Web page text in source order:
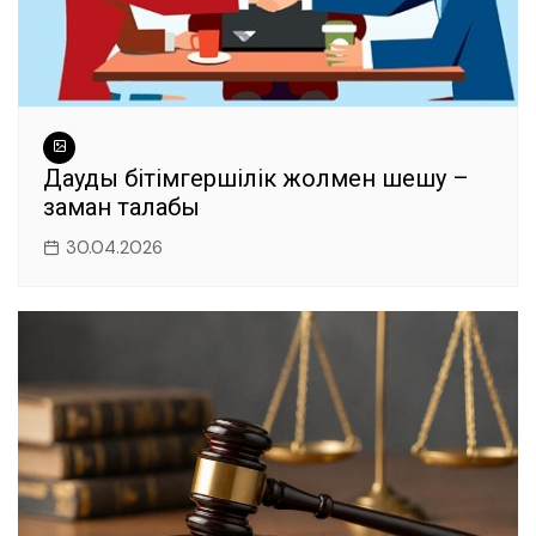
Дауды бітімгершілік жолмен шешу –
заман талабы
30.04.2026